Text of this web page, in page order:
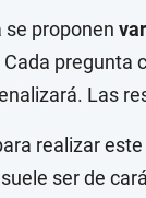
se proponen
pregunta
Las
realizar
ser de